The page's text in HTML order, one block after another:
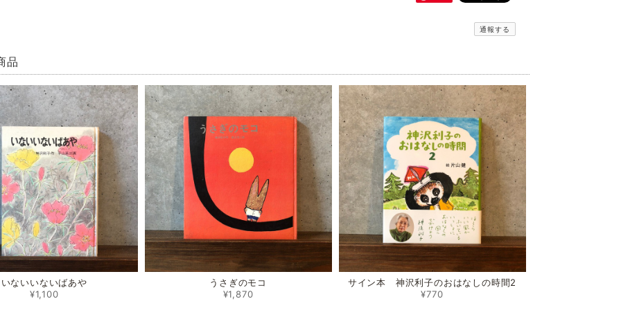
通報する
品
いないいないばあや
¥1,100
うさぎのモコ
¥1,870
サイン本 神沢利子のおはなしの時間2
¥770